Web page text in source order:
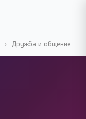
› Дружба и общение